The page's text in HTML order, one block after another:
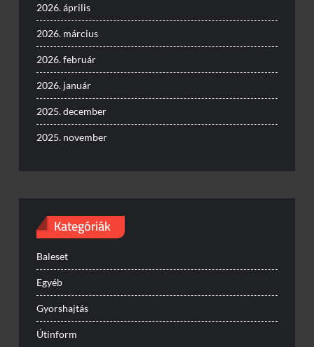
2026. április
2026. március
2026. február
2026. január
2025. december
2025. november
Kategóriák
Baleset
Egyéb
Gyorshajtás
Útinform